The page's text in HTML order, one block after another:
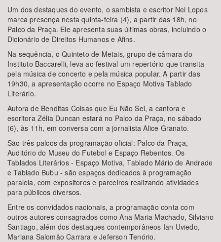
BUSCAR
Um dos destaques do evento, o sambista e escritor Nei Lopes
marca presença nesta quinta-feira (4), a partir das 18h, no
Palco da Praça. Ele apresenta suas últimas obras, incluindo o
Dicionário de Direitos Humanos e Afins.
Na sequência, o Quinteto de Metais, grupo de câmara do
Instituto Baccarelli, leva ao festival um repertório que transita
pela música de concerto e pela música popular. A partir das
19h30, a apresentação ocorre no Espaço Motiva Tablado
Literário.
Autora de Benditas Coisas que Eu Não Sei, a cantora e
escritora Zélia Duncan estará no Palco da Praça, no sábado
(6), às 11h, em conversa com a jornalista Alice Granato.
São três palcos da programação oficial: Palco da Praça,
Auditório do Museu do Futebol e Espaço Rebentos. Os
Tablados Literários - Espaço Motiva, Tablado Mário de Andrade
e Tablado Bubu - são espaços dedicados à programação
paralela, com expositores e parceiros realizando atividades
para públicos diversos.
Entre os convidados nacionais, a programação conta com
outros autores consagrados como Ana Maria Machado, Silviano
Santiago, além dos destaques contemporâneos Ian Uviedo,
Mariana Salomão Carrara e Jeferson Tenório.